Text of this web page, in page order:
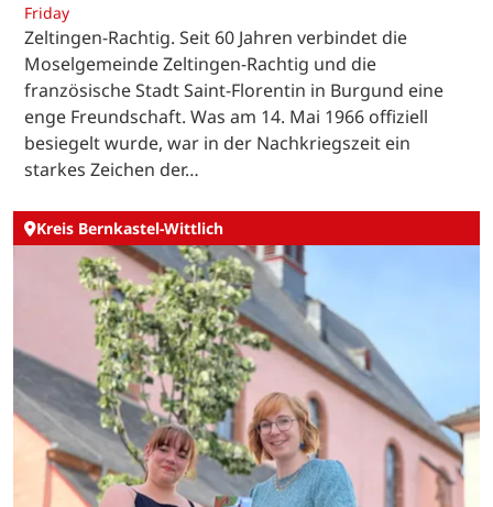
Friday
Zeltingen-Rachtig. Seit 60 Jahren verbindet die
Moselgemeinde Zeltingen-Rachtig und die
französische Stadt Saint-Florentin in Burgund eine
enge Freundschaft. Was am 14. Mai 1966 offiziell
besiegelt wurde, war in der Nachkriegszeit ein
starkes Zeichen der…
Kreis Bernkastel-Wittlich